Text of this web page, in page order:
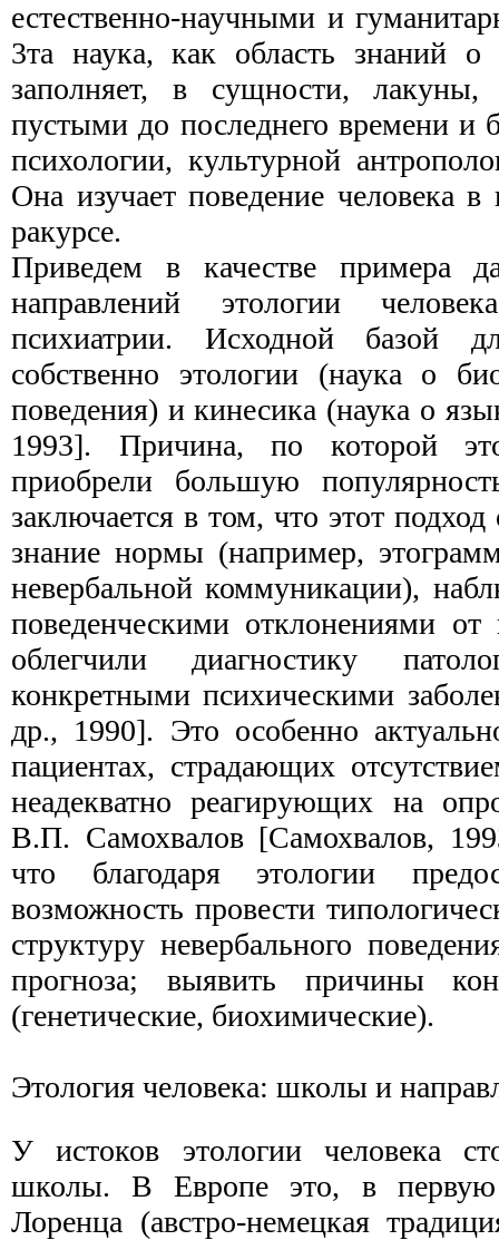
естественно-научными и
3та наука, как область знаний о
заполняет, в сущности, лакуны,
пустыми до последнего времени и
психологии, культурной
Она изучает поведение человека
ракурсе.
Приведем в качестве примера
направлений этоло­гии
психиатрии. Исходной базой
собственно этологии (наука о
поведения) и кинесика (наука о
1993]. Причина, по которой
приобрели большую
заключается в том, что этот
знание нормы (например,
невербальной коммуникации),
поведенческими отклонениями от
облегчили диагностику
конкретными психическими
др., 1990]. Это особенно
пациентах, страдающих
неадекватно реагирующих на
В.П. Самохвалов [Самохвалов,
что благодаря это­логии
возможность провести
структуру невербального
прогноза; выявить причины
(генетические, биохи­мические).
Этология человека: школы и
У истоков этологии человека
школы. В Европе это, в
Лоренца (австро-немецкая